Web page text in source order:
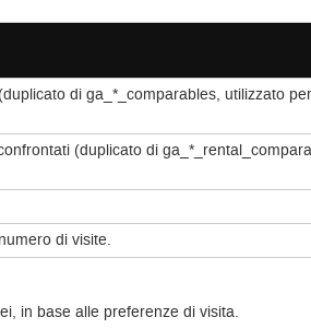
di ga_*_comparables, utilizzato
(duplicato di
di visite.
in base alle preferenze di visita.